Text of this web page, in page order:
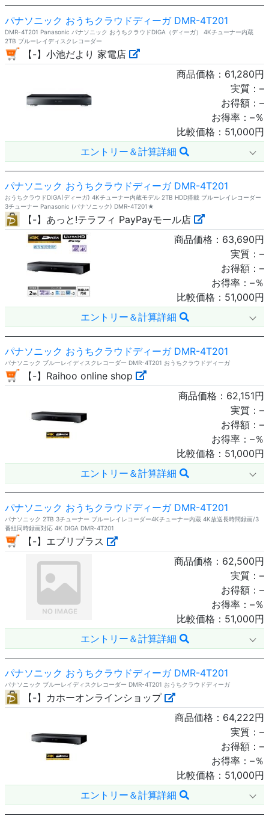
パナソニック おうちクラウドディーガ DMR-4T201
DMR-4T201 Panasonic パナソニック おうちクラウドDIGA（ディーガ） 4Kチューナー内蔵
2TB ブルーレイディスクレコーダー
【-】小池だより 家電店
商品価格： 61,280円
実質： –
お得額： –
お得率： –％
比較価格： 51,000円
エントリー＆計算詳細
パナソニック おうちクラウドディーガ DMR-4T201
おうちクラウドDIGA(ディーガ) 4Kチューナー内蔵モデル 2TB HDD搭載 ブルーレイレコーダー
3チューナー Panasonic (パナソニック) DMR-4T201★
【-】あっと!テラフィ PayPayモール店
商品価格： 63,690円
実質： –
お得額： –
お得率： –％
比較価格： 51,000円
エントリー＆計算詳細
パナソニック おうちクラウドディーガ DMR-4T201
パナソニック ブルーレイディスクレコーダー DMR-4T201 おうちクラウドディーガ
【-】Raihoo online shop
商品価格： 62,151円
実質： –
お得額： –
お得率： –％
比較価格： 51,000円
エントリー＆計算詳細
パナソニック おうちクラウドディーガ DMR-4T201
パナソニック 2TB 3チューナー ブルーレイレコーダー4Kチューナー内蔵 4K放送長時間録画/3
番組同時録画対応 4K DIGA DMR-4T201
【-】エブリプラス
商品価格： 62,500円
実質： –
お得額： –
お得率： –％
比較価格： 51,000円
エントリー＆計算詳細
パナソニック おうちクラウドディーガ DMR-4T201
パナソニック ブルーレイディスクレコーダー DMR-4T201 おうちクラウドディーガ
【-】カホーオンラインショップ
商品価格： 64,222円
実質： –
お得額： –
お得率： –％
比較価格： 51,000円
エントリー＆計算詳細